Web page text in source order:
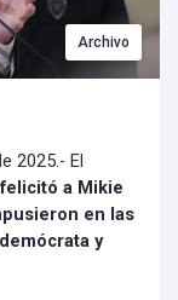
Archivo
2025.- El
felicitó a Mikie
en las
y